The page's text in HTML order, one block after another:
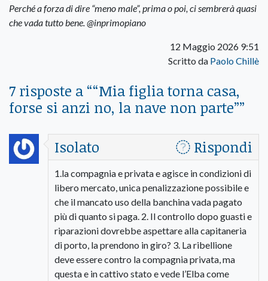
Perché a forza di dire “meno male”, prima o poi, ci sembrerà quasi
che vada tutto bene. @inprimopiano
12 Maggio 2026 9:51
Scritto da Paolo Chillè
7 risposte a ““Mia figlia torna casa,
forse si anzi no, la nave non parte””
Isolato
Rispondi
1.la compagnia e privata e agisce in condizioni di
libero mercato, unica penalizzazione possibile e
che il mancato uso della banchina vada pagato
più di quanto si paga. 2. Il controllo dopo guasti e
riparazioni dovrebbe aspettare alla capitaneria
di porto, la prendono in giro? 3. La ribellione
deve essere contro la compagnia privata, ma
questa e in cattivo stato e vede l’Elba come